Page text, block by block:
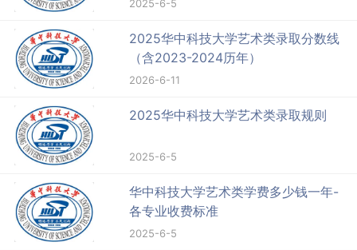
2025-6-5
2025华中科技大学艺术类录取分数线
（含2023-2024历年）
2026-6-11
2025华中科技大学艺术类录取规则
2025-6-5
华中科技大学艺术类学费多少钱一年-
各专业收费标准
2025-6-5